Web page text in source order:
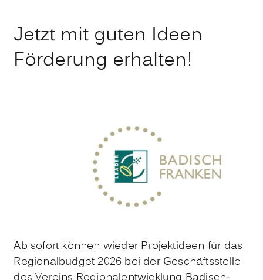
Jetzt mit guten Ideen
Förderung erhalten!
Ab sofort können wieder Projektideen für das
Regionalbudget 2026 bei der Geschäftsstelle